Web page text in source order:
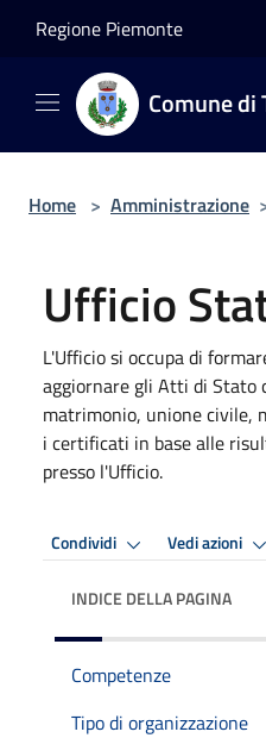
Regione Piemonte
Comune
Home > Amministrazione
Ufficio
L'Ufficio si occupa di
aggiornare gli Atti di Stato
matrimonio, unione civile,
i certificati in base alle
presso l'Ufficio.
Condividi Vedi azioni
INDICE DELLA PAGINA
Competenze
Tipo di organizzazione